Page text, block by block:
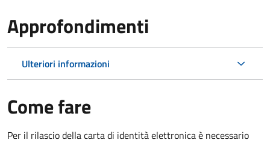
Approfondimenti
Ulteriori informazioni
Come fare
Per il rilascio della carta di identità elettronica è necessario